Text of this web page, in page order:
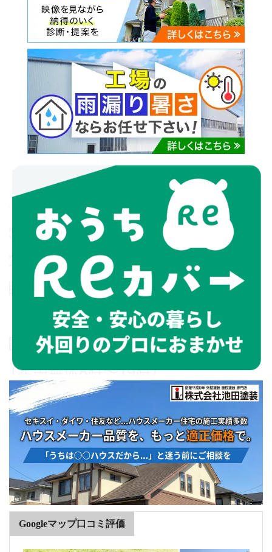
Googleマップ口コミ評価